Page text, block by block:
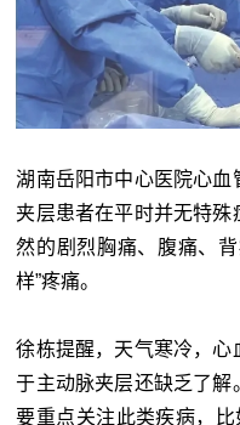
湖南岳阳市中心医院心
夹层患者在平时并无特
然的剧烈胸痛、腹痛、
样”疼痛。
徐栋提醒，天气寒冷，
于主动脉夹层还缺乏了
要重点关注此类疾病，比